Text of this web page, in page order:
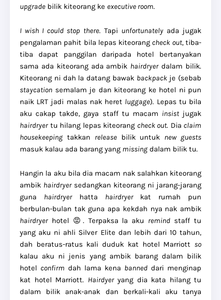
upgrade bilik kiteorang ke executive room.
I wish I could stop there. Tapi unfortunatelyada jugak
pengalaman pahit bila lepas kiteorang check out, tiba-
tiba dapat panggilan daripada hotel bertanyakan
sama ada kiteorang ada ambik hairdryerdalam bilik.
Kiteorang ni dah la datang bawak backpackje (sebab
staycation semalam je dan kiteorang ke hotel ni pun
naik LRT jadi malas nak heret luggage). Lepas tu bila
aku cakap takde, gaya staff tu macam insistjugak
hairdryertu hilang lepas kiteorang check out. Dia claim
housekeeping takkan releasebilik untuk new guests
masuk kalau ada barang yang missing dalam bilik tu.
Hangin la aku bila dia macam nak salahkan kiteorang
ambik hairdryersedangkan kiteorang ni jarang-jarang
guna hairdryerhatta hairdryerkat rumah pun
berbulan-bulan tak guna apa kekdah nya nak ambik
hairdryerhotel 😡. Terpaksa la aku remind staff tu
yang aku ni ahli Silver Elite dan lebih dari 10 tahun,
dah beratus-ratus kali duduk kat hotel Marriott so
kalau aku ni jenis yang ambik barang dalam bilik
hotel confirm dah lama kena banned dari menginap
kat hotel Marriott. Hairdyeryang dia kata hilang tu
dalam bilik anak-anak dan berkali-kali aku tanya